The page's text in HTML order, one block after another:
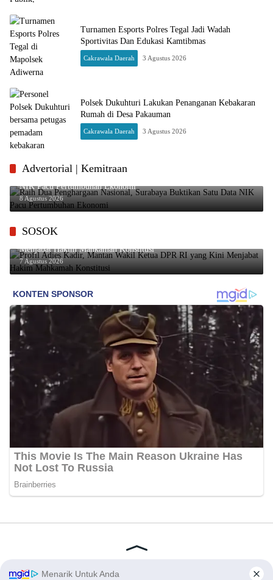
Turnamen Esports Polres Tegal Jadi Wadah
Sportivitas Dan Edukasi Kamtibmas
Cakrawala Daerah 3 Agustus 2026
Polsek Dukuhturi Lakukan Penanganan Kebakaran
Rumah di Desa Pakauman
Cakrawala Daerah 3 Agustus 2026
Advertorial | Kemitraan
Raih Dua Penghargaan Nasional, Surabaya Buktikan Satu Data
NIK Pacu Pertumbuhan Ekonomi
8 Agustus 2026
SOSOK
Profil Adies Kadir, Mantan Wakil Ketua DPR RI yang Kini
Menjabat Hakim Mahkamah Konstitusi
7 Agustus 2026